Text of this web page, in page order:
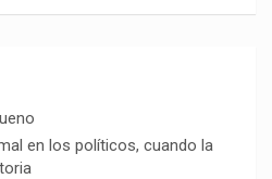
en los políticos, cuando la